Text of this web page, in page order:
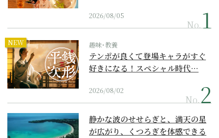
2026/08/05
No.
NEW 趣味･教養
テンポが良くて登場キャラがすぐ
好きになる！スペシャル時代…
2026/08/02
No.
静かな波のせせらぎと、満天の星
が広がり、くつろぎを体感できる